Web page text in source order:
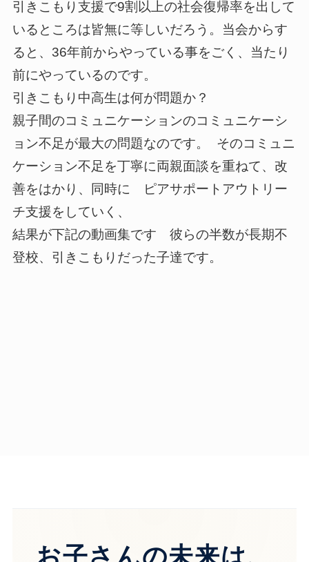
引きこもり支援で9割以上の社会復帰率を出して
いるところは皆無に等しいだろう。当会からす
ると、36年前からやっている事をごく、当たり
前にやっているのです。
引きこもり中高生は何が問題か？
親子間のコミュニケーションのコミュニケーシ
ョン不足が最大の問題なのです。 そのコミュニ
ケーション不足を丁寧に両親面談を重ねて、改
善をはかり、同時に ピアサポートアウトリー
チ支援をしていく、
結果が下記の動画集です 彼らの半数が長期不
登校、引きこもりだった子達です。